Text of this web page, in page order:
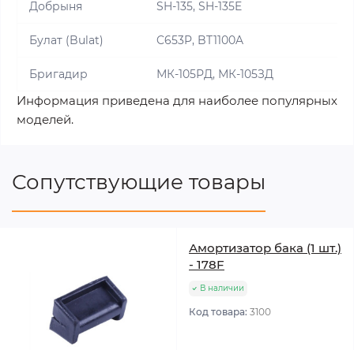
Добрыня SH-135, SH-135E
Булат (Bulat) C653P, BT1100A
Бригадир МК-105РД, МК-105ЗД
Информация приведена для наиболее популярных
моделей.
Сопутствующие товары
Амортизатор бака (1 шт.)
- 178F
В наличии
Код товара: 3100